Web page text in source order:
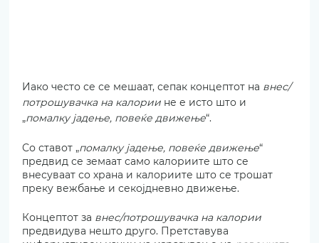
Иако често се се мешаат, сепак концептот на внес/
потрошувачка на калории не е исто што и
„помалку јадење, повеќе движење“.
Со ставот „помалку јадење, повеќе движење“
предвид се земаат само калориите што се
внесуваат со храна и калориите што се трошат
преку вежбање и секојдневно движење.
Концептот за внес/потрошувачка на калории
предвидува нешто друго. Претставува